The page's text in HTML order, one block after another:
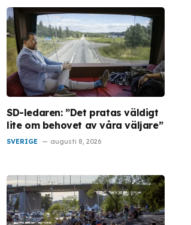
SD-ledaren: ”Det pratas väldigt
lite om behovet av våra väljare”
SVERIGE augusti 8, 2026